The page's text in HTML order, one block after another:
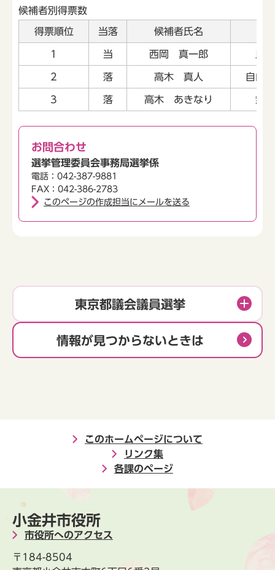
候補者別得票数
得票順位 当落 候補者氏名
1 当 西岡 真一郎
2 落 高木 真人 自由
3 落 高木 あきなり 無
お問合わせ
選挙管理委員会事務局選挙係
電話：042-387-9881
FAX：042-386-2783
このページの作成担当にメールを送る
東京都議会議員選挙
情報が見つからないときは
このホームページについて
リンク集
各課のページ
小金井市役所
市役所へのアクセス
〒184-8504